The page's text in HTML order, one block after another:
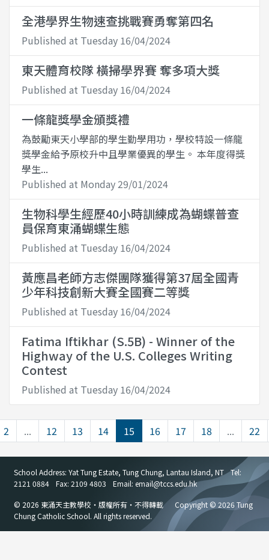
全港學界生物速查挑戰賽勇奪第四名
Published at Tuesday 16/04/2024
東天體育校隊 橫掃學界賽 奪多項大獎
Published at Tuesday 16/04/2024
一條龍獎學金頒獎禮
為鼓勵東天小學部的學生勤學用功，學校特設一條龍
獎學金給予原校升中且學業優異的學生。 本年度得獎
學生...
Published at Monday 29/01/2024
生物科學生經歷40小時訓練成為蝴蝶普查
員保育東涌蝴蝶生態
Published at Tuesday 16/04/2024
黃應昌老師方志傑團隊獲得第37屆全國青
少年科技創新大賽全國賽二等獎
Published at Tuesday 16/04/2024
Fatima Iftikhar (S.5B) - Winner of the
Highway of the U.S. Colleges Writing
Contest
Published at Tuesday 16/04/2024
2 ... 12 13 14 15 16 17 18 ... 22
School Address: Yat Tung Estate, Tung Chung, Lantau Island, NT
Tel:
2121 0884
Fax: 2109 4803 Email: email@tccs.edu.hk
© 2026 東涌天主教學校・版權所有・不得轉載
Copyright © 2026 Tung
Chung Catholic School. All rights reserved.